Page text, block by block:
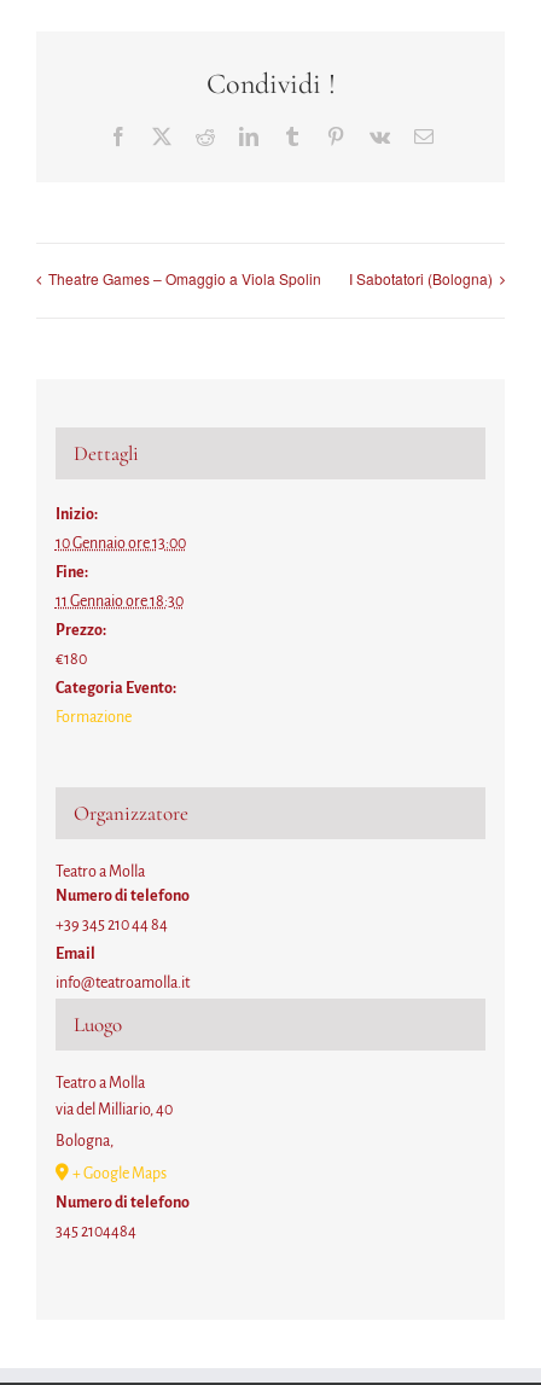
Condividi !
Facebook RedditLinkedInTumblr Pinterest
Vk Email
Theatre Games – Omaggio a Viola Spolin I Sabotatori (Bologna)
Dettagli
Inizio:
10 Gennaio ore 13:00
Fine:
11 Gennaio ore 18:30
Prezzo:
€180
Categoria Evento:
Formazione
Luogo
Teatro a Molla
via del Milliario, 40
Bologna,
+ Google Maps
Numero di telefono
345 2104484
Organizzatore
Teatro a Molla
Numero di telefono
+39 345 210 44 84
Email
info@teatroamolla.it